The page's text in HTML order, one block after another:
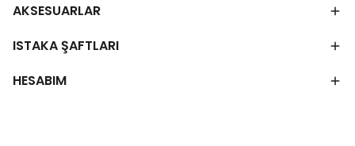
AKSESUARLAR
ISTAKA ŞAFTLARI
HESABIM